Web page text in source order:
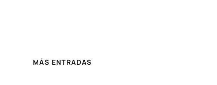
MÁS ENTRADAS